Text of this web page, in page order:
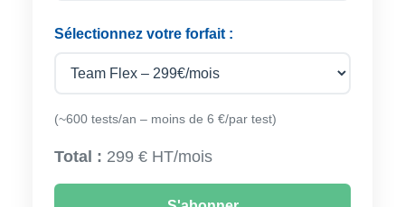
Sélectionnez votre forfait :
(~600 tests/an – moins de 6 €/par test)
Total : 299 € HT/mois